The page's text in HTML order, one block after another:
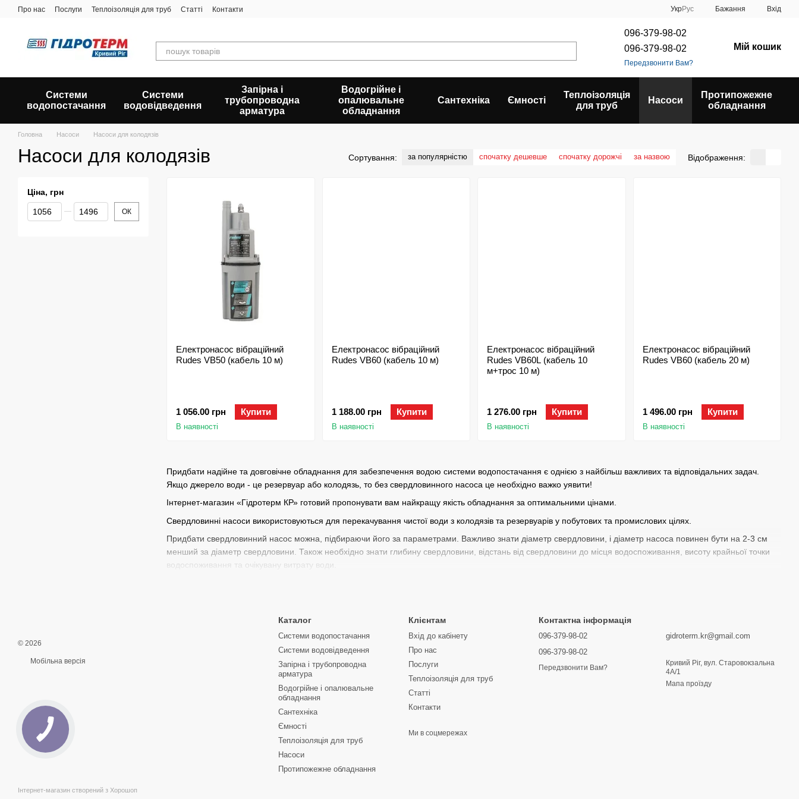
Перейти до основного контенту
Про нас Послуги Теплоізоляція для труб Статті Контакти УкрРус Бажання Вхід
096-379-98-02
096-379-98-02
Передзвонити Вам?
Мій кошик
Системи
водопостачання
Системи
водовідведення
Запірна і
трубопроводна
арматура
Водогрійне і
опалювальне
обладнання
Сантехніка Ємності
Теплоізоляція
для труб
Насоси
Протипожежне
обладнання
Головна Насоси Насоси для колодязів
Насоси для колодязів Сортування: за популярністю спочатку дешевше спочатку дорожчі за назвою Відображення:
Придбати надійне та довговічне обладнання для забезпечення водою системи водопостачання є однією з найбільш важливих та відповідальних задач.
Якщо джерело води - це резервуар або колодязь, то без свердловинного насоса це необхідно важко уявити!
Інтернет-магазин «Гідротерм КР» готовий пропонувати вам найкращу якість обладнання за оптимальними цінами.
Свердловинні насоси використовуються для перекачування чистої води з колодязів та резервуарів у побутових та промислових цілях.
Придбати свердловинний насос можна, підбираючи його за параметрами. Важливо знати діаметр свердловини, і діаметр насоса повинен бути на 2-3 см
менший за діаметр свердловини. Також необхідно знати глибину свердловини, відстань від свердловини до місця водоспоживання, висоту крайньої точки
водоспоживання та очікувану витрату води.
України, включаючи Київ, Дніпропетровськ, Кіровоград, Дніпродзержинськ, Нікополь, Кривий Ріг, Житомир, Смілу, Черкаси, та інші. Ми гарантуємо
найшвидшу доставку і привабливі умови оплати.
Електронасос вібраційний
Rudes VB50 (кабель 10 м)
1 056.00 грн Купити
В наявності
Електронасос вібраційний
Rudes VB60 (кабель 10 м)
1 188.00 грн Купити
В наявності
Електронасос вібраційний
Rudes VB60L (кабель 10
м+трос 10 м)
1 276.00 грн Купити
В наявності
Електронасос вібраційний
Rudes VB60 (кабель 20 м)
1 496.00 грн Купити
В наявності
Ціна, грн
Від Ціна, грн
До Ціна, грн ОК
© 2026
Мобільна версія
Інтернет-магазин створений з Хорошоп
Каталог
Системи водопостачання
Системи водовідведення
Запірна і трубопроводна
арматура
Водогрійне і опалювальне
обладнання
Сантехніка
Ємності
Теплоізоляція для труб
Насоси
Протипожежне обладнання
Клієнтам
Вхід до кабінету
Про нас
Послуги
Теплоізоляція для труб
Статті
Контакти
Ми в соцмережах
Контактна інформація
096-379-98-02
096-379-98-02
Передзвонити Вам?
gidroterm.kr@gmail.com
Кривий Ріг, вул. Старовокзальна
4А/1
Мапа проїзду